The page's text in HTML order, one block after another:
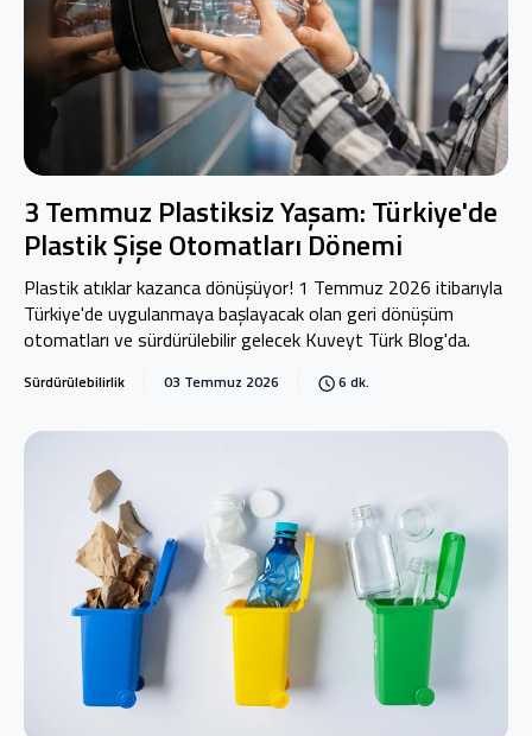
3 Temmuz Plastiksiz Yaşam: Türkiye'de
Plastik Şişe Otomatları Dönemi
Plastik atıklar kazanca dönüşüyor! 1 Temmuz 2026 itibarıyla
Türkiye'de uygulanmaya başlayacak olan geri dönüşüm
otomatları ve sürdürülebilir gelecek Kuveyt Türk Blog'da.
Sürdürülebilirlik 03 Temmuz 2026 6 dk.